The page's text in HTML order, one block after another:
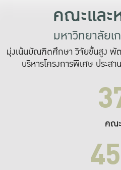
คณะและ
มหาวิทยาลัย
มุ่งเน้นบัณฑิตศึกษา วิจัยขั้นสูง พั
บริหารโครงการพิเศษ ประส
คณะ